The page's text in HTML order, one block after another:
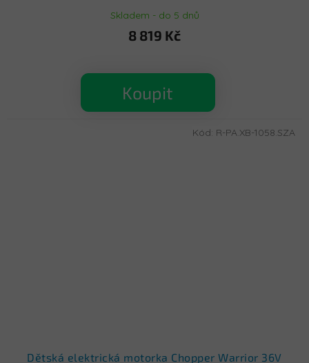
Skladem - do 5 dnů
8 819 Kč
Koupit
Dětská elektrická motorka Chopper Warrior 36V
Kód: R-PA.XB-1058.SZA